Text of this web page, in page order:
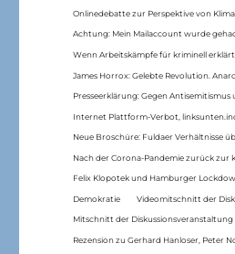
Onlinedebatte zur Perspektive von
Achtung: Mein Mailaccount wurde
Wenn Arbeitskämpfe für kriminell
James Horrox: Gelebte Revolution.
Presseerklärung: Gegen
Internet Plattform-Verbot,
Neue Broschüre: Fuldaer Verhältnisse
Nach der Corona-Pandemie zurück zur
Felix Klopotek und Hamburger
Demokratie Videomitschnitt der
Mitschnitt der Diskussionsveranstaltung
Rezension zu Gerhard Hanloser, Peter